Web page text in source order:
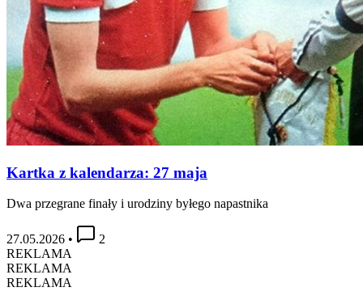
Kartka z kalendarza: 27 maja
Dwa przegrane finały i urodziny byłego napastnika
27.05.2026 •
2
REKLAMA
REKLAMA
REKLAMA